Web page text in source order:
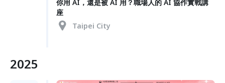
你用 AI，還是被 AI 用？職場人的 AI 協作實戰講
座
Taipei City
2025